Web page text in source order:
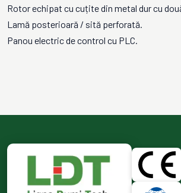
Rotor echipat cu cuțite din metal dur cu
Lamă posterioară / sită perforată.
Panou electric de control cu PLC.